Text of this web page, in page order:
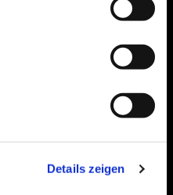
Details zeigen
Cookies,